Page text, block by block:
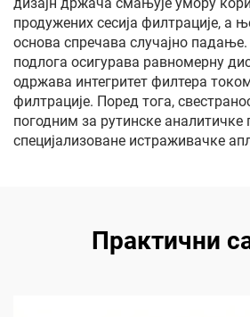
продужених сесија филтрације, а
основа спречава случајно
подлога осигурава равномерну
одржава интегритет филтера
филтрације. Поред тога,
погодним за рутинске аналитичке
специјализоване истраживачке
Практични